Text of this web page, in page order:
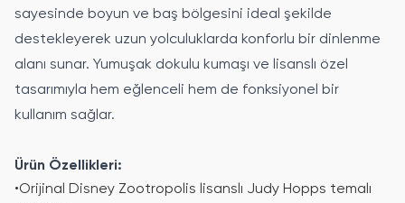
sayesinde boyun ve baş bölgesini ideal şekilde
destekleyerek uzun yolculuklarda konforlu bir dinlenme
alanı sunar. Yumuşak dokulu kumaşı ve lisanslı özel
tasarımıyla hem eğlenceli hem de fonksiyonel bir
kullanım sağlar.
Ürün Özellikleri:
•Orijinal Disney Zootropolis lisanslı Judy Hopps temalı